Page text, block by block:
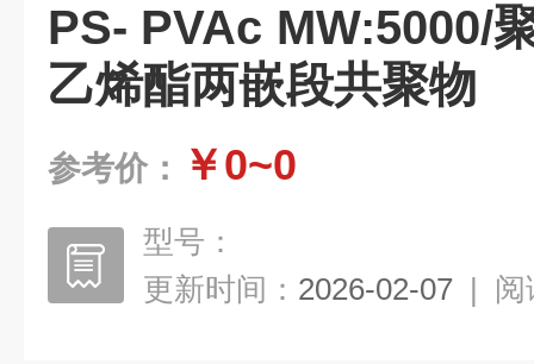
PS- PVAc MW:5000/
乙烯酯两嵌段共聚物
参考价： ￥0~0
型号：
更新时间： 2026-02-07 | 阅